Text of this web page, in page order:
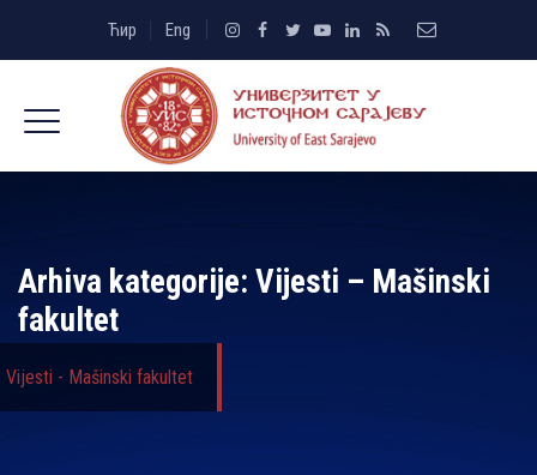
Ћир Eng
Arhiva kategorije: Vijesti – Mašinski
fakultet
Vijesti - Mašinski fakultet